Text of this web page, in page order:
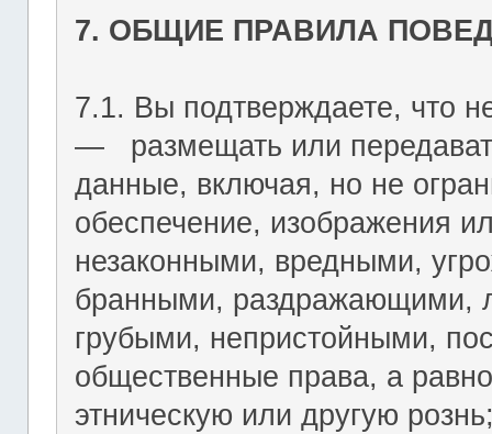
7. ОБЩИЕ ПРАВИЛА
7.1. Вы подтверждаете, что
― размещать или
данные, включая, но не
обеспечение, изображения
незаконными, вредными,
бранными, раздражающими,
грубыми, непристойными,
общественные права, а
этническую или другую